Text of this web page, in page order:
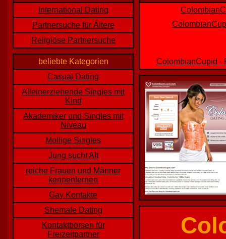
International Dating
Partnersuche für Ältere
Religiöse Partnersuche
beliebte Kategorien
Casual Dating
Alleinerziehende Singles mit
Kind
Akademiker und Singles mit
Niveau
Mollige Singles
Jung sucht Alt
reiche Frauen und Männer
kennenlernen
Gay Kontakte
Shemale Dating
Kontaktbörsen für
Freizeitpartner
ColombianCupid -